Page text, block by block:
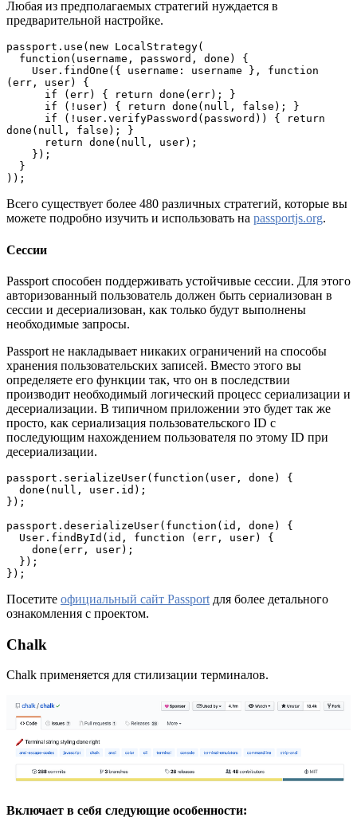
Любая из предполагаемых стратегий нуждается в
предварительной настройке.
passport.use(new LocalStrategy(
(err, user) {
done(null, false); }
));
Всего существует более 480 различных стратегий, которые вы
можете подробно изучить и использовать на passportjs.org.
Сессии
Passport способен поддерживать устойчивые сессии. Для этого
авторизованный пользователь должен быть сериализован в
сессии и десериализован, как только будут выполнены
необходимые запросы.
Passport не накладывает никаких ограничений на способы
хранения пользовательских записей. Вместо этого вы
определяете его функции так, что он в последствии
производит необходимый логический процесс сериализации и
десериализации. В типичном приложении это будет так же
просто, как сериализация пользовательского ID с
последующим нахождением пользователя по этому ID при
десериализации.
passport.serializeUser(function(user, done) {
});
passport.deserializeUser(function(id, done) {
});
Посетите официальный сайт Passport для более детального
ознакомления с проектом.
Chalk
Chalk применяется для стилизации терминалов.
Включает в себя следующие особенности: